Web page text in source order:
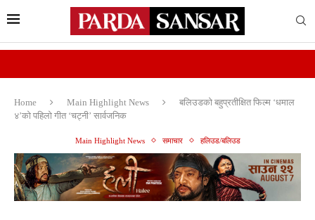
Home Main Highlight News
बलिउडको बहुप्रतीक्षित फिल्म ‘धमाल
४’को पहिलो गीत ‘चट्नी’ सार्वजनिक
Main Highlight News समाचार हलिउड/बलिउड